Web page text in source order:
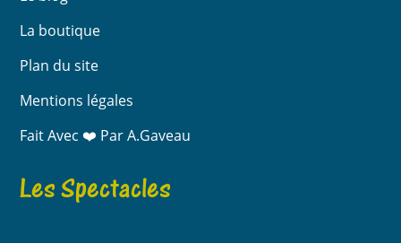
La boutique
Plan du site
Mentions légales
Fait Avec ❤️ Par A.Gaveau
Les Spectacles